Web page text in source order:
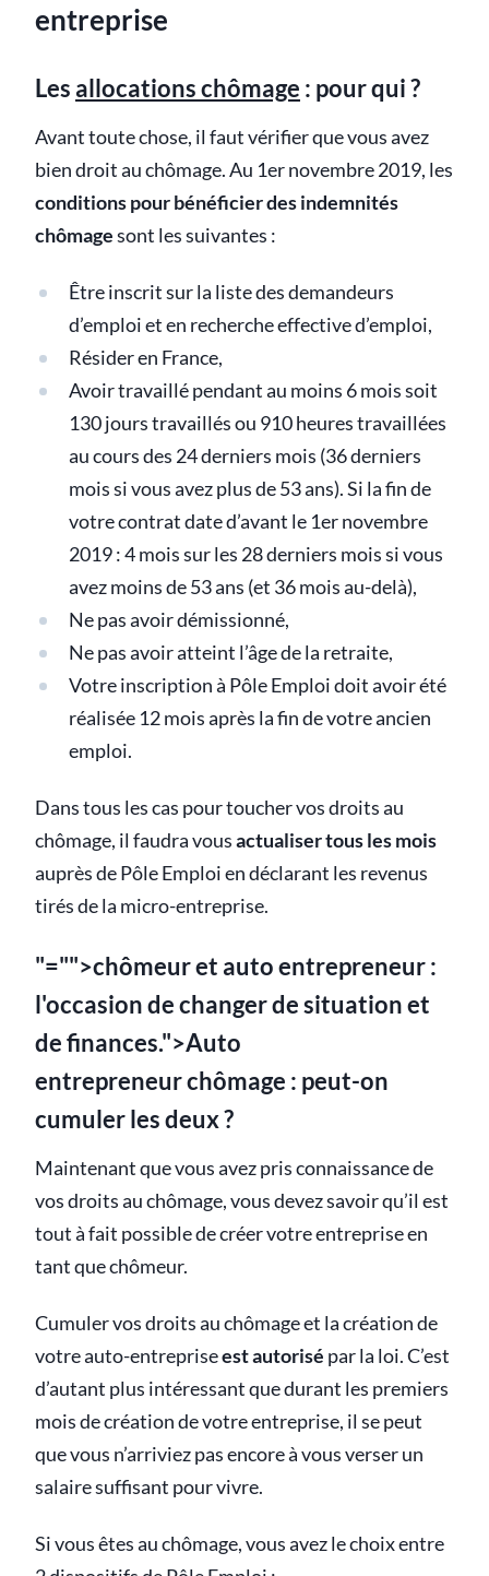
entreprise
Les allocations chômage : pour qui ?
Avant toute chose, il faut vérifier que vous avez
bien droit au chômage. Au 1er novembre 2019, les
conditions pour bénéficier des indemnités
chômagesont les suivantes :
Être inscrit sur la liste des demandeurs
d’emploi et en recherche effective d’emploi,
Résider en France,
Avoir travaillé pendant au moins 6 mois soit
130 jours travaillés ou 910 heures travaillées
au cours des 24 derniers mois (36 derniers
mois si vous avez plus de 53 ans). Si la fin de
votre contrat date d’avant le 1er novembre
2019 : 4 mois sur les 28 derniers mois si vous
avez moins de 53 ans (et 36 mois au-delà),
Ne pas avoir démissionné,
Ne pas avoir atteint l’âge de la retraite,
Votre inscription à Pôle Emploi doit avoir été
réalisée 12 mois après la fin de votre ancien
emploi.
Dans tous les cas pour toucher vos droits au
chômage, il faudra vousactualiser tous les mois
auprès de Pôle Emploi en déclarant les revenus
tirés de la micro-entreprise.
"="">chômeur et auto entrepreneur :
l'occasion de changer de situation et
de finances.">Auto
entrepreneur chômage : peut-on
cumuler les deux ?
Maintenant que vous avez pris connaissance de
vos droits au chômage, vous devez savoir qu’il est
tout à fait possible de créer votre entreprise en
tant que chômeur.
Cumuler vos droits au chômage et la création de
votre auto-entrepriseest autorisé par la loi. C’est
d’autant plus intéressant que durant les premiers
mois de création de votre entreprise, il se peut
que vous n’arriviez pas encore à vous verser un
salaire suffisant pour vivre.
Si vous êtes au chômage, vous avez le choix entre